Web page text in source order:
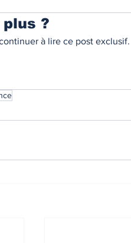
?
à lire ce post exclusif.